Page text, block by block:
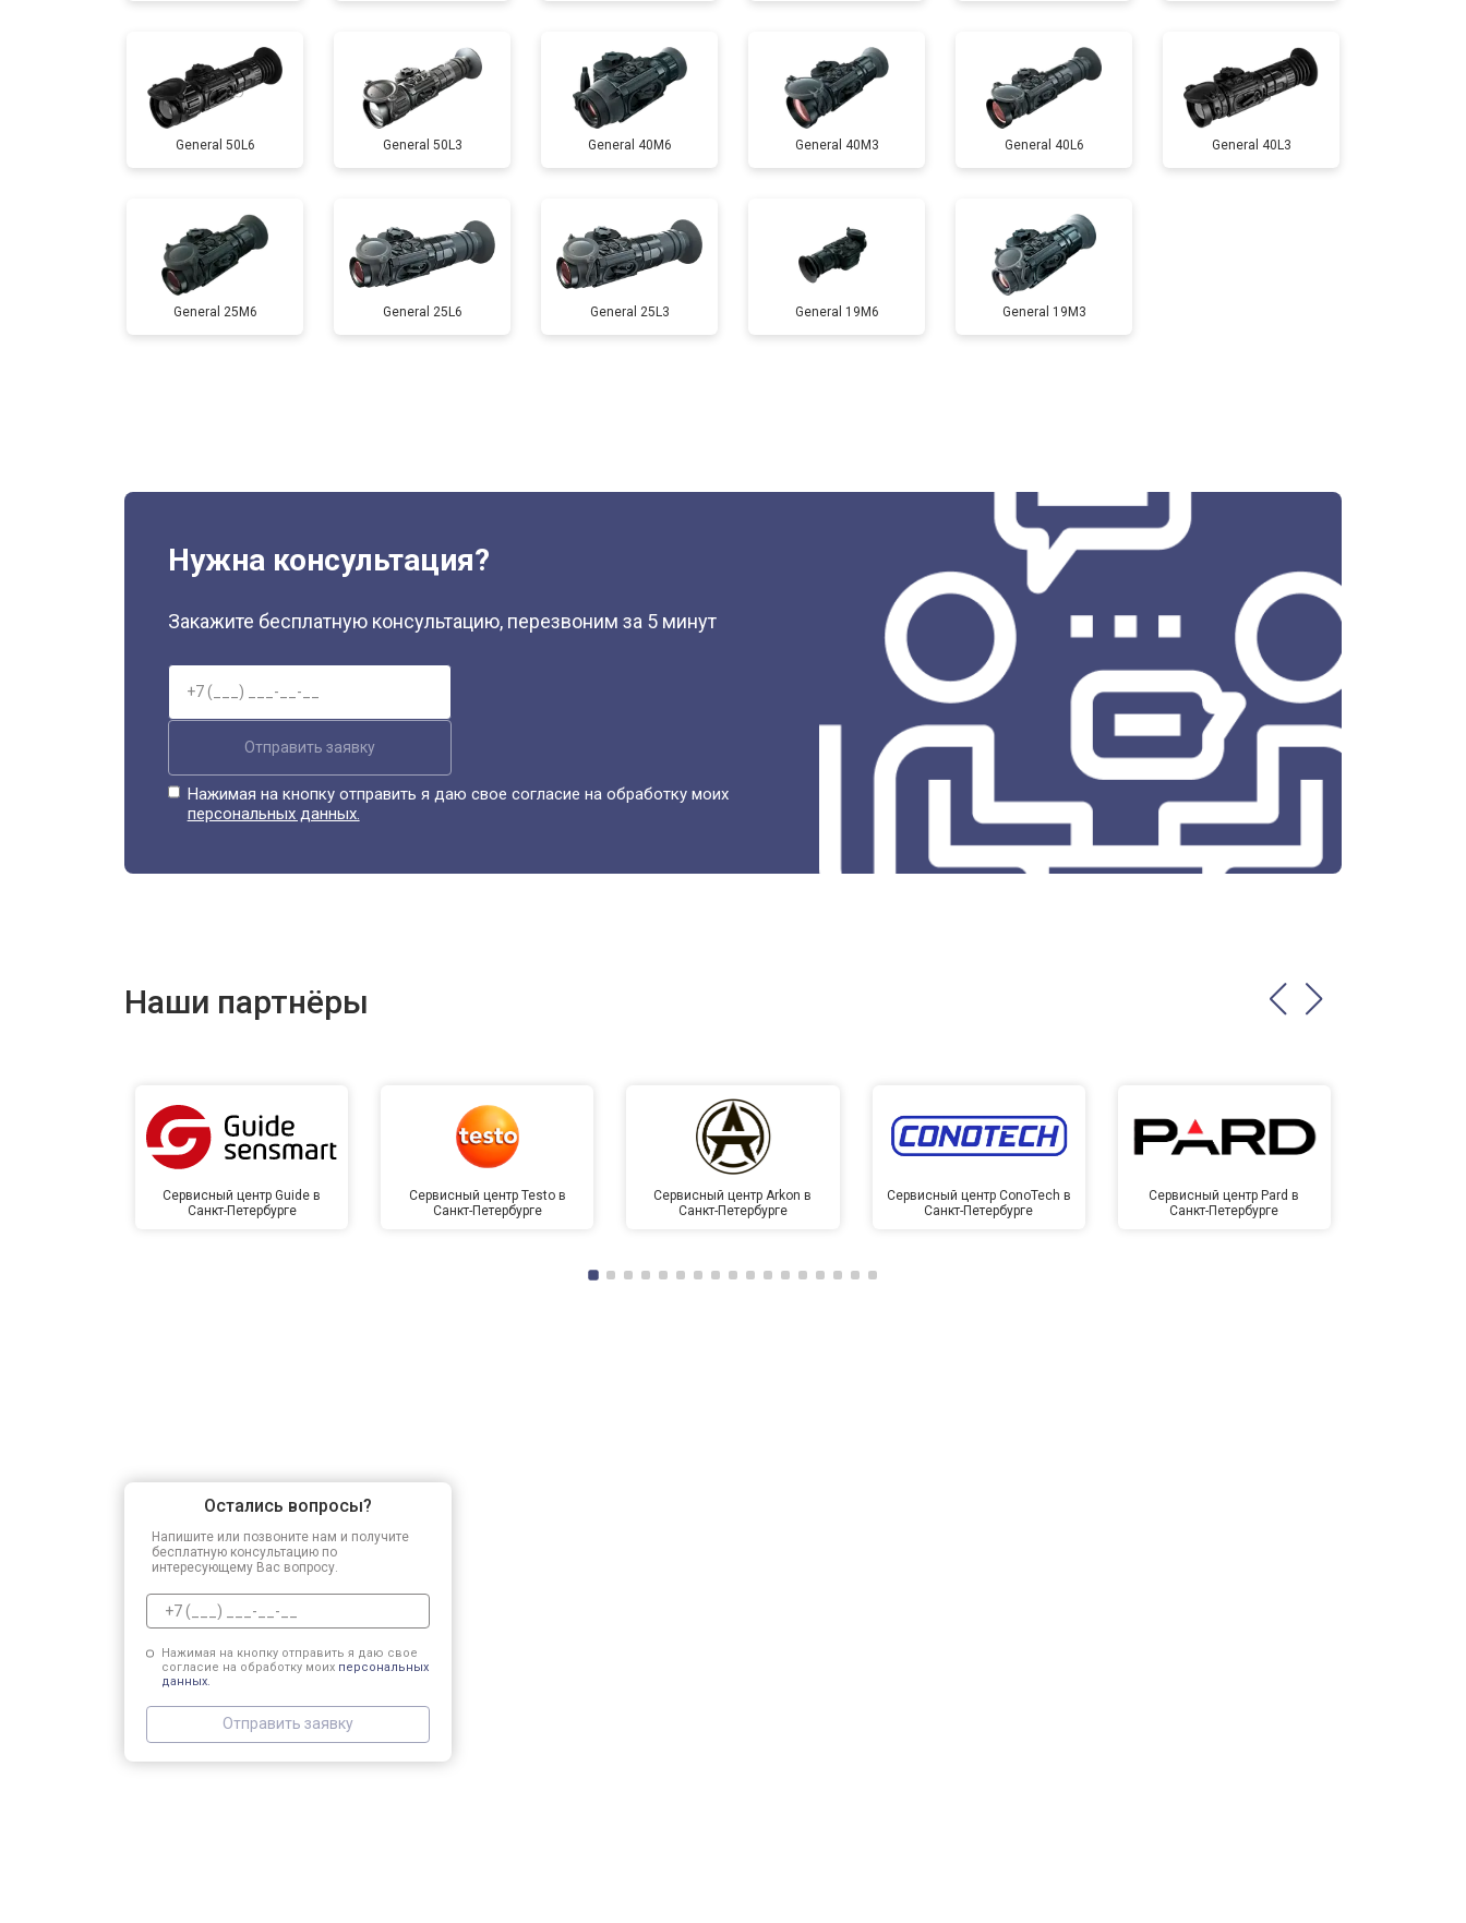
General 50L6 General 50L3 General 40M6 General 40M3 General 40L6 General 40L3
General 25M6 General 25L6 General 25L3 General 19M6 General 19M3
Нужна консультация?
Закажите бесплатную консультацию, перезвоним за 5 минут
Отправить заявку
Нажимая на кнопку отправить я даю свое согласие на обработку моих
персональных данных.
Наши партнёры
Сервисный центр Guide в
Санкт-Петербурге
Сервисный центр Testo в
Санкт-Петербурге
Сервисный центр Arkon в
Санкт-Петербурге
Сервисный центр ConoTech в
Санкт-Петербурге
Сервисный центр Pard в
Санкт-Петербурге
Остались вопросы?
Напишите или позвоните нам и получите
бесплатную консультацию по
интересующему Вас вопросу.
Нажимая на кнопку отправить я даю свое
согласие на обработку моих персональных
данных.
Отправить заявку